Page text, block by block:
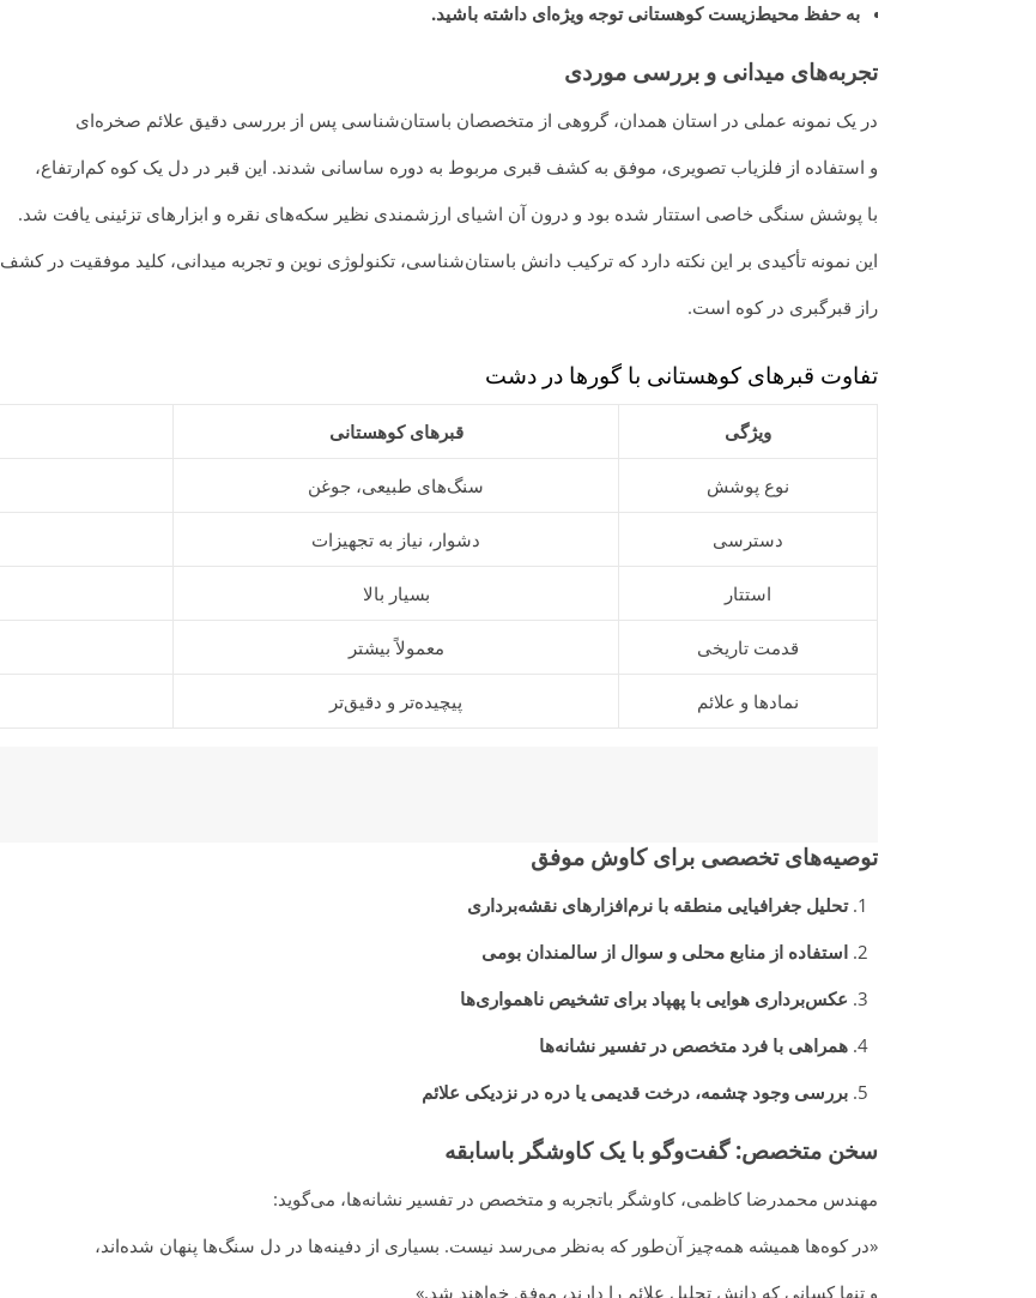
به حفظ محیط‌زیست کوهستانی توجه ویژه‌ای داشته باشید.
تجربه‌های میدانی و بررسی موردی
در یک نمونه عملی در استان همدان، گروهی از متخصصان باستان‌شناسی پس از بررسی دقیق علائم صخره‌ای
و استفاده از فلزیاب تصویری، موفق به کشف قبری مربوط به دوره ساسانی شدند. این قبر در دل یک کوه کم‌ارتفاع،
با پوشش سنگی خاصی استتار شده بود و درون آن اشیای ارزشمندی نظیر سکه‌های نقره و ابزارهای تزئینی یافت شد.
این نمونه تأکیدی بر این نکته دارد که ترکیب دانش باستان‌شناسی، تکنولوژی نوین و تجربه میدانی، کلید موفقیت در کشف
راز قبرگبری در کوه است.
تفاوت قبرهای کوهستانی با گورها در دشت
ویژگی قبرهای کوهستانی
نوع پوشش سنگ‌های طبیعی، جوغن
دسترسی دشوار، نیاز به تجهیزات
استتار بسیار بالا
قدمت تاریخی معمولاً بیشتر
نمادها و علائم پیچیده‌تر و دقیق‌تر
توصیه‌های تخصصی برای کاوش موفق
تحلیل جغرافیایی منطقه با نرم‌افزارهای نقشه‌برداری
استفاده از منابع محلی و سوال از سالمندان بومی
عکس‌برداری هوایی با پهپاد برای تشخیص ناهمواری‌ها
همراهی با فرد متخصص در تفسیر نشانه‌ها
بررسی وجود چشمه، درخت قدیمی یا دره در نزدیکی علائم
سخن متخصص: گفت‌وگو با یک کاوشگر باسابقه
مهندس محمدرضا کاظمی، کاوشگر باتجربه و متخصص در تفسیر نشانه‌ها، می‌گوید:
«در کوه‌ها همیشه همه‌چیز آن‌طور که به‌نظر می‌رسد نیست. بسیاری از دفینه‌ها در دل سنگ‌ها پنهان شده‌اند،
و تنها کسانی که دانش تحلیل علائم را دارند، موفق خواهند شد.»